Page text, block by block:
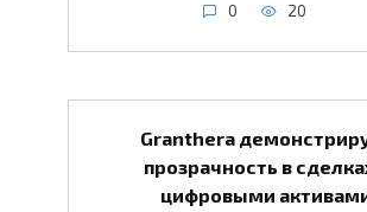
0 20
Granthera
прозрачность в
цифровыми